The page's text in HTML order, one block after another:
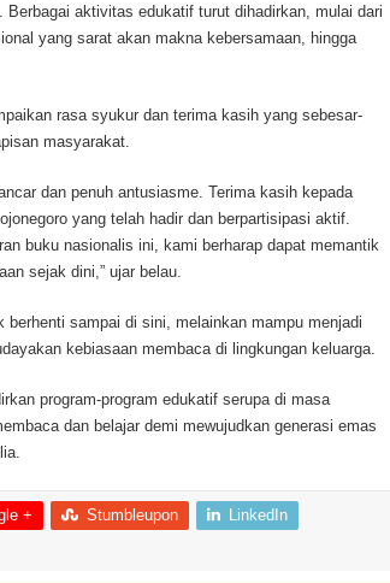
aktivitas edukatif turut dihadirkan, mulai dari
yang sarat akan makna kebersamaan, hingga
rasa syukur dan terima kasih yang sebesar-
masyarakat.
dan penuh antusiasme. Terima kasih kepada
yang telah hadir dan berpartisipasi aktif.
buku nasionalis ini, kami berharap dapat memantik
sejak dini,” ujar belau.
sampai di sini, melainkan mampu menjadi
kebiasaan membaca di lingkungan keluarga.
program-program edukatif serupa di masa
dan belajar demi mewujudkan generasi emas
+ Stumbleupon
LinkedIn